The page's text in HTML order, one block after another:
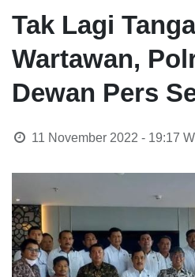
Tak Lagi
Wartawan,
Dewan Pers
11 November 2022 - 19:17